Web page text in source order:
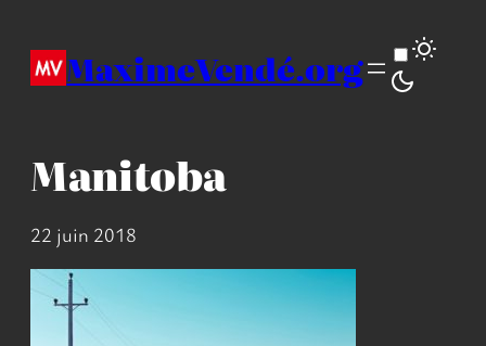
contenuMaximeVendé.org
Manitoba
22 juin 2018